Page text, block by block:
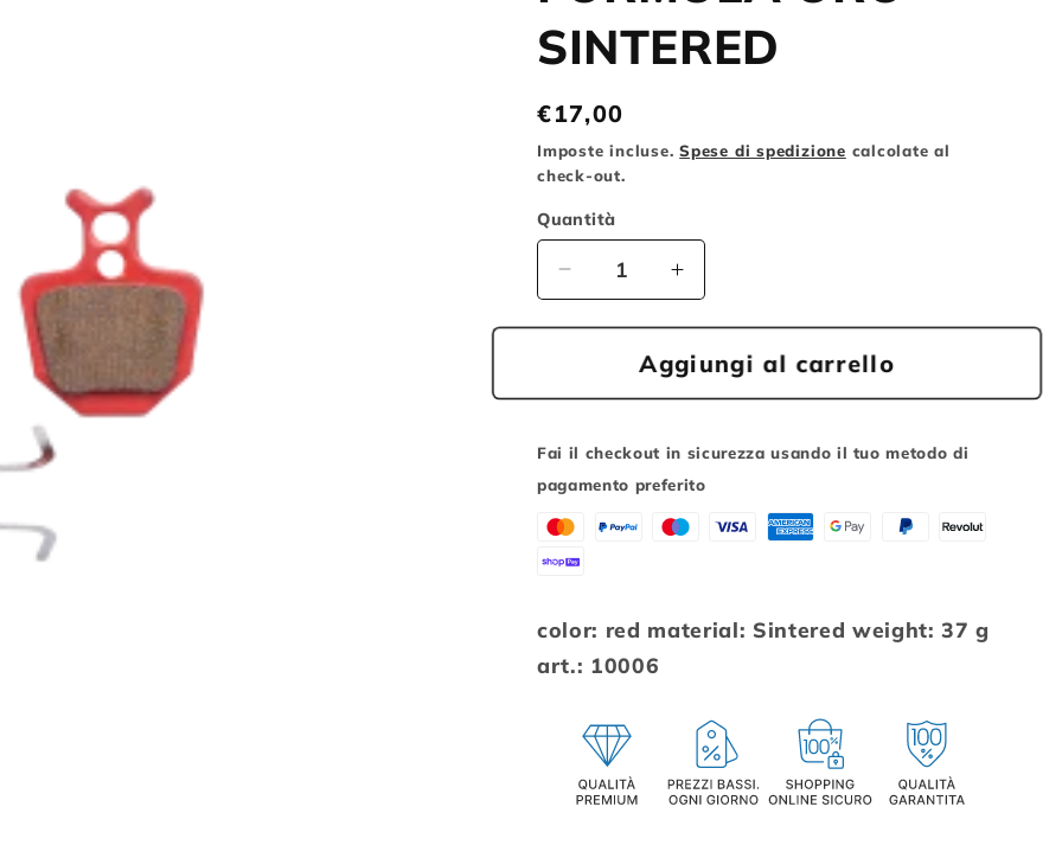
o
g
r
a
f
i
c
SINTERED
Prezzo
di
listino
€17,00
Imposte incluse.Spese di spedizione calcolate al
check-out.
Quantità
Diminuisci
quantità
per
DISCO
ORO
SINTERED
Aumenta
quantità
per
CUBE
DISCO
ORO
SINTERED
Aggiungi al carrello
Fai il checkout in sicurezza usando il tuo metodo di
pagamento preferito
color: red material: Sintered weight: 37 g
art.: 10006